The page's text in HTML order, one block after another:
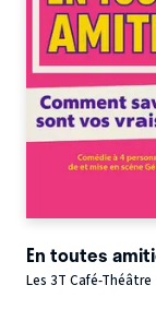
En toutes
Les 3T Café-Théâtre